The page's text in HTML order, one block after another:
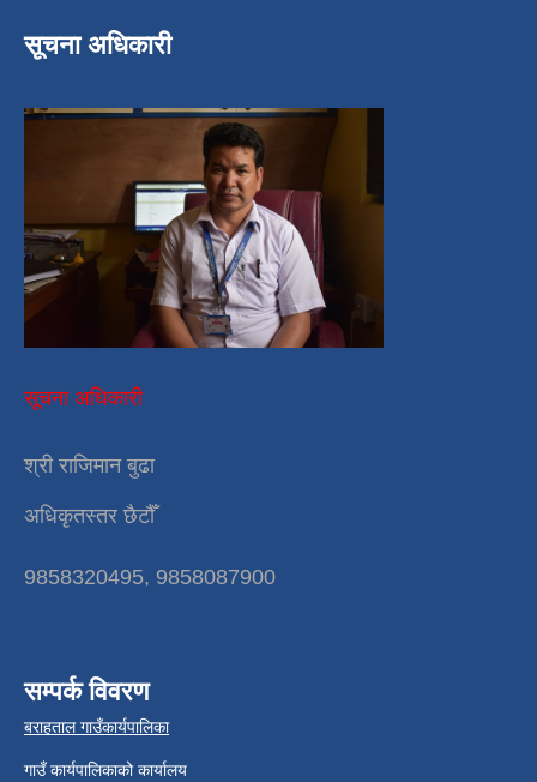
सूचना अधिकारी
सूचना अधिकारी
श्री राजिमान बुढा
अधिकृतस्तर छैटौँ
9858320495, 9858087900
सम्पर्क विवरण
बराहताल गाउँकार्यपालिका
गाउँ कार्यपालिकाको कार्यालय